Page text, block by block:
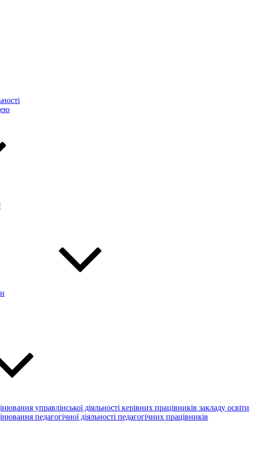
управлінської діяльності керівних працівників закладу освіти
педагогічної діяльності педагогічних працівників